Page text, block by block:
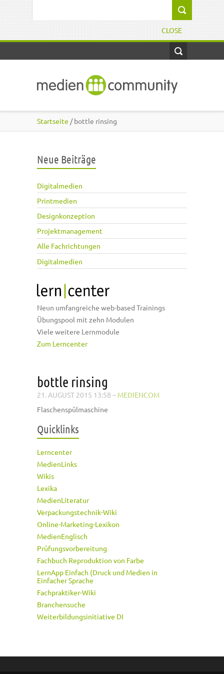
CLOSE
Startseite / bottle rinsing
Neue Beiträge
Digitalmedien
Printmedien
Designkonzeption
Projektmanagement
Alle Fachrichtungen
Digitalmedien
Neun umfangreiche web-based Trainings
Übungspool mit zehn Modulen
Viele weitere Lernmodule
Zum Lerncenter
bottle rinsing
21. AUGUST 2015 13:58 – MEDIENCOM
Flaschenspülmaschine
Quicklinks
Lerncenter
MedienLinks
Wikis
Lexika
MedienLiteratur
Verpackungstechnik-Wiki
Online-Marketing-Lexikon
MedienEnglisch
Prüfungsvorbereitung
Fachbuch Reproduktion von Farbe
LernApp Einfach (Druck und Medien in
Einfacher Sprache
Fachpraktiker-Wiki
Branchensuche
Weiterbildungsinitiative DI